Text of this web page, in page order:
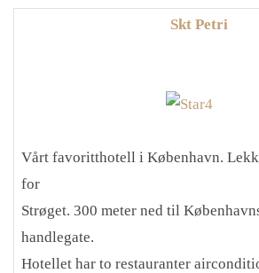
Skt Petri
Vårt favoritthotell i København.
for
Strøget. 300 meter ned til
handlegate.
Hotellet har to restauranter